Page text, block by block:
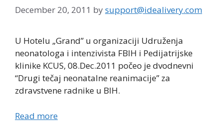
December 20, 2011 bysupport@idealivery.com
U Hotelu „Grand” u organizaciji Udruženja
neonatologa i intenzivista FBIH i Pedijatrijske
klinike KCUS, 08.Dec.2011 počeo je dvodnevni
“Drugi tečaj neonatalne reanimacije” za
zdravstvene radnike u BIH.
Read more